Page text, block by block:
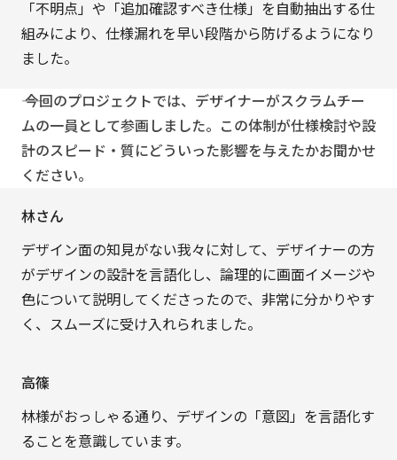
「不明点」や「追加確認すべき仕様」を自動抽出する仕
組みにより、仕様漏れを早い段階から防げるようになり
ました。
―― 今回のプロジェクトでは、デザイナーがスクラムチー
ムの一員として参画しました。この体制が仕様検討や設
計のスピード・質にどういった影響を与えたかお聞かせ
ください。
林さん
デザイン面の知見がない我々に対して、デザイナーの方
がデザインの設計を言語化し、論理的に画面イメージや
色について説明してくださったので、非常に分かりやす
く、スムーズに受け入れられました。
高篠
林様がおっしゃる通り、デザインの「意図」を言語化す
ることを意識しています。